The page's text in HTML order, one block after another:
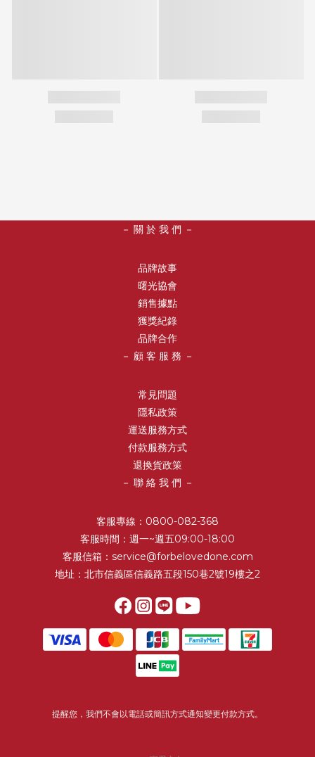
－ 關 於 我 們 －
品牌故事
曙光協會
銷售據點
獲獎紀錄
品牌合作
－ 顧 客 服 務 －
常見問題
隱私政策
運送服務方式
付款服務方式
退換貨政策
－ 聯 絡 我 們 －
客服專線：0800-082-368
客服時間：週一~週五09:00-18:00
客服信箱：service@forbelovedone.com
地址：北市信義區信義路五段150巷2號19樓之2
提醒您，我們不會以電話或簡訊方式通知變更付款方式。